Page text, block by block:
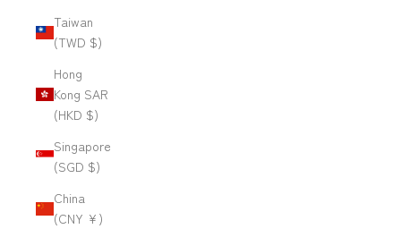
Taiwan
(TWD $)
Hong
Kong SAR
(HKD $)
Singapore
(SGD $)
China
(CNY ¥)